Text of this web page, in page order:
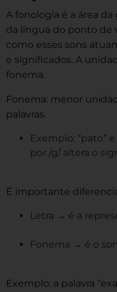
A fonologia é a área
da língua do ponto de
como esses sons
e significados. A
fonema.
Fonema: menor
palavras.
Exemplo: “pato”
por /g/ altera o
É importante
Letra → é a
Fonema → é o
Exemplo: a palavra